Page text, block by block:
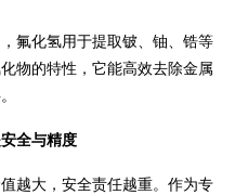
氟化氢用于提取铍、铀、锆等
物的特性，它能高效去除金属
全与精度
越大，安全责任越重。作为专